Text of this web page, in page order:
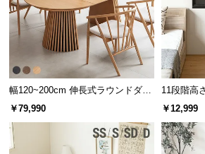
幅120~200cm 伸長式ラウンドダイ
ニングテーブル 6人掛け 天然木突
板 美しい格子デザイン
￥79,990
11段階高
キャスタ
￥12,999